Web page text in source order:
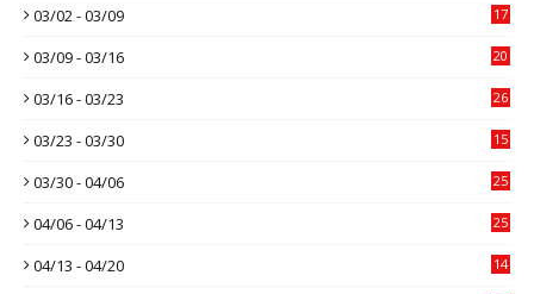
03/02 - 03/09 17
03/09 - 03/16 20
03/16 - 03/23 26
03/23 - 03/30 15
03/30 - 04/06 25
04/06 - 04/13 25
04/13 - 04/20 14